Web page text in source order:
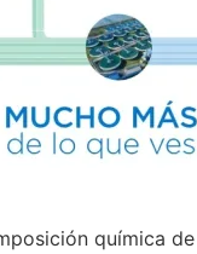
química